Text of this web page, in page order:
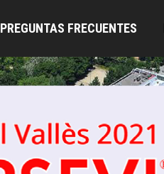
PREGUNTAS FRECUENTES